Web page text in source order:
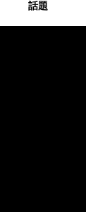
話題